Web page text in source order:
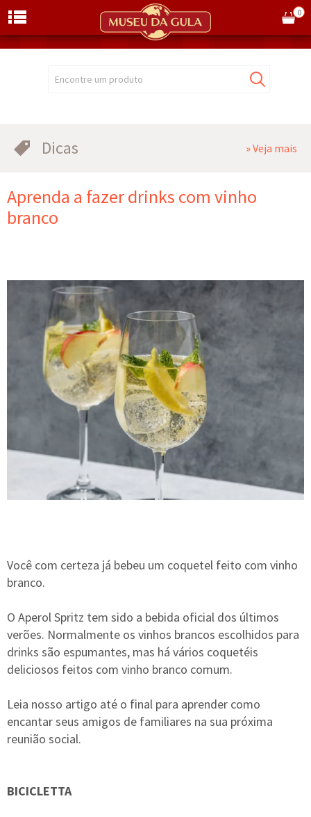
Encontre um produto
0
Dicas » Veja mais
Aprenda a fazer drinks com vinho
branco
Você com certeza já bebeu um coquetel feito com vinho
branco.
O Aperol Spritz tem sido a bebida oficial dos últimos
verões. Normalmente os vinhos brancos escolhidos para
drinks são espumantes, mas há vários coquetéis
deliciosos feitos com vinho branco comum.
Leia nosso artigo até o final para aprender como
encantar seus amigos de familiares na sua próxima
reunião social.
BICICLETTA